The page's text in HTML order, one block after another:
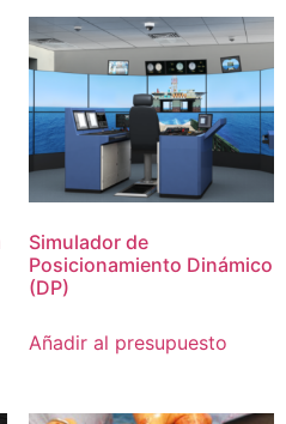
Simulador de
Posicionamiento Dinámico
(DP)
Añadir al presupuesto